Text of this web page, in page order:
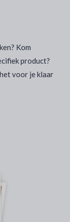
Kom
product?
voor je klaar